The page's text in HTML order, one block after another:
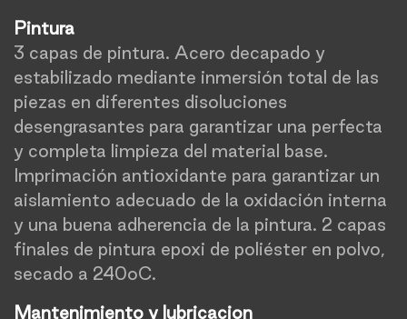
Pintura
3 capas de pintura. Acero decapado y
estabilizado mediante inmersión total de las
piezas en diferentes disoluciones
desengrasantes para garantizar una perfecta
y completa limpieza del material base.
Imprimación antioxidante para garantizar un
aislamiento adecuado de la oxidación interna
y una buena adherencia de la pintura. 2 capas
finales de pintura epoxi de poliéster en polvo,
secado a 240oC.
Mantenimiento y lubricacion